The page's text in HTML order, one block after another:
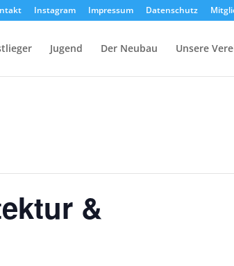
Instagram Impressum Datenschutz
Jugend Der Neubau Unsere
&